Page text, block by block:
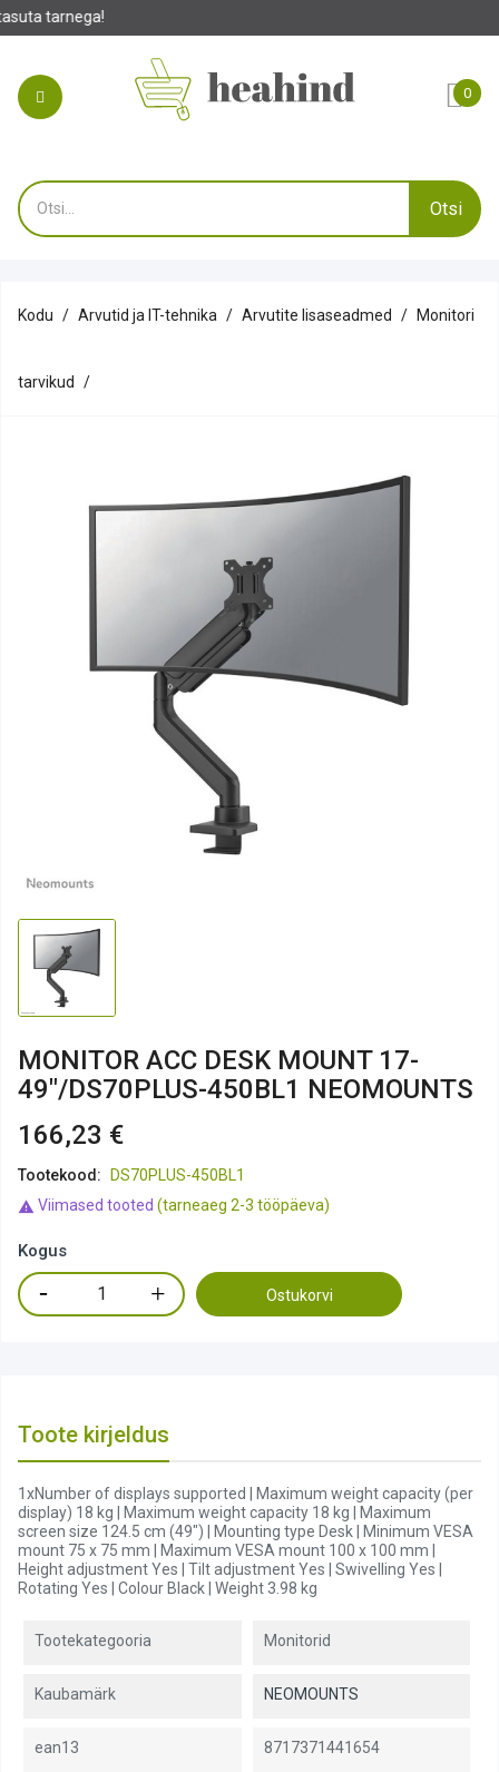
0
Otsi
Kodu Arvutid ja IT-tehnika Arvutite lisaseadmed Monitori
tarvikud
MONITOR ACC DESK MOUNT 17-
49"/DS70PLUS-450BL1 NEOMOUNTS
166,23 €
Tootekood: DS70PLUS-450BL1
 Viimased tooted (tarneaeg 2-3 tööpäeva)
Kogus
Ostukorvi
Toote kirjeldus
1xNumber of displays supported | Maximum weight capacity (per
display) 18 kg | Maximum weight capacity 18 kg | Maximum
screen size 124.5 cm (49") | Mounting type Desk | Minimum VESA
mount 75 x 75 mm | Maximum VESA mount 100 x 100 mm |
Height adjustment Yes | Tilt adjustment Yes | Swivelling Yes |
Rotating Yes | Colour Black | Weight 3.98 kg
Tootekategooria Monitorid
Kaubamärk NEOMOUNTS
ean13 8717371441654